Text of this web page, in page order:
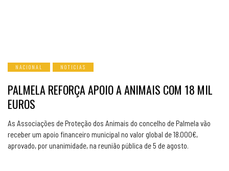
NACIONAL NOTICIAS
PALMELA REFORÇA APOIO A ANIMAIS COM 18 MIL
EUROS
As Associações de Proteção dos Animais do concelho de Palmela vão
receber um apoio financeiro municipal no valor global de 18.000€,
aprovado, por unanimidade, na reunião pública de 5 de agosto.